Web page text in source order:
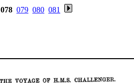
078 079 080 081